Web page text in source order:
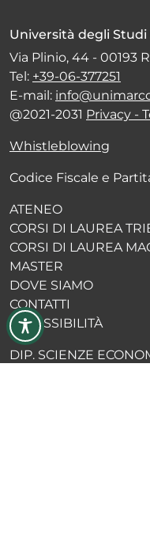
Università degli
Via Plinio, 44 - 00193
Tel: +39-06-377251
E-mail:
@2021-2031 Privacy -
Whistleblowing
Codice Fiscale e
ATENEO
CORSI DI LAUREA
CORSI DI LAUREA
MASTER
DOVE SIAMO
CONTATTI
ACCESSIBILITÀ
DIP. SCIENZE